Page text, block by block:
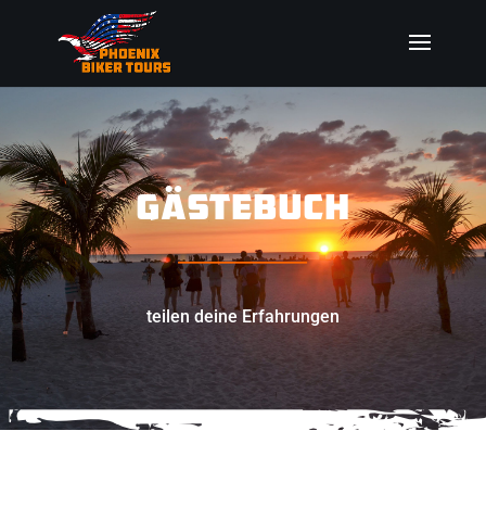
GÄSTEBUCH
_________________
teilen deine Erfahrungen